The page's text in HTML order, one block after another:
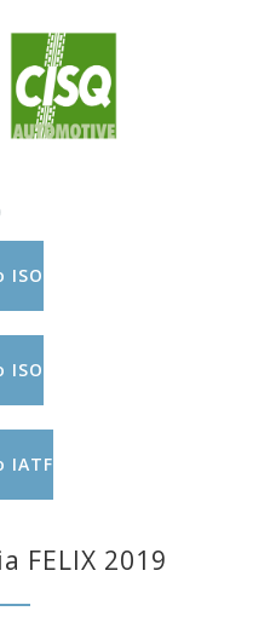
ISO
ISO
IATF
FELIX 2019